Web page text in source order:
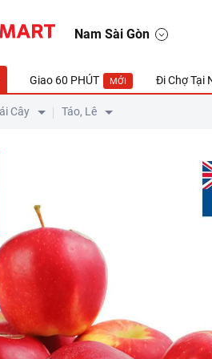
Nam Sài Gòn
Giao 60 PHÚT MỚI Đi Chợ Tại
Cây Táo, Lê